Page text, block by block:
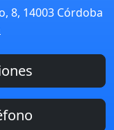
8, 14003 Córdoba